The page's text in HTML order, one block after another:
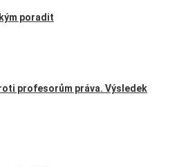
poradit
profesorům práva. Výsledek